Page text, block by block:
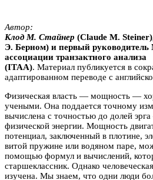
Автор:
Клод М. Стайнер (Claude M.
Э. Берном) и первый
ассоциации транзактного анализа
(ITAA). Материал публикуется в
адаптированном переводе с
Физическая власть — мощность —
учеными. Она поддается точному
вычислена с точностью до долей
физической энергии. Мощность
потенциал, заключенный в плотине,
витой пружине или водяном паре,
помощью формул и вычислений,
старшеклассник. Однако
изучена. Мы знаем, что одни люди